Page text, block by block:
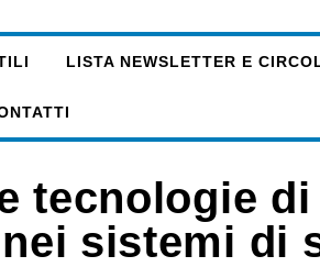
LISTA NEWSLETTER E
tecnologie di
sistemi di